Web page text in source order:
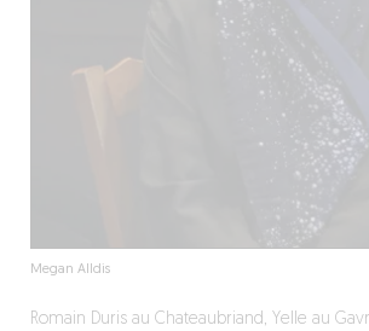
Megan Alldis
Romain Duris au Chateaubriand, Yelle au